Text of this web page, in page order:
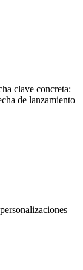
clave concreta:
de lanzamiento